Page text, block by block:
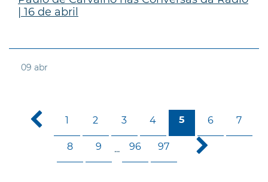
| 16 de abril
09 abr
1 2 3 4 5 6 7
8 9 ... 96 97